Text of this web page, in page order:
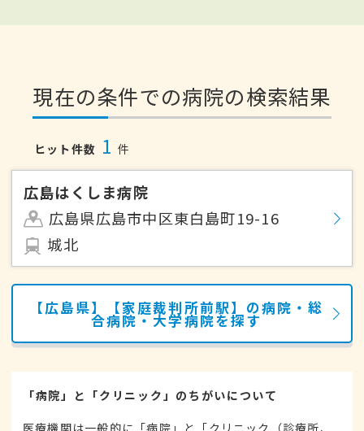
現在の条件での病院の検索結果
ヒット件数 1 件
広島はくしま病院
広島県広島市中区東白島町19-16
城北
【広島県】【家庭裁判所前駅】の病院・総
合病院・大学病院を探す
「病院」と「クリニック」のちがいについて